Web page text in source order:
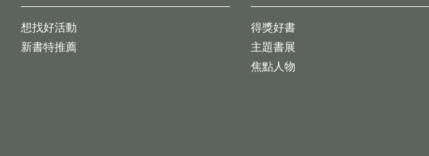
想找好活動
新書特推薦
得獎好書
主題書展
焦點人物